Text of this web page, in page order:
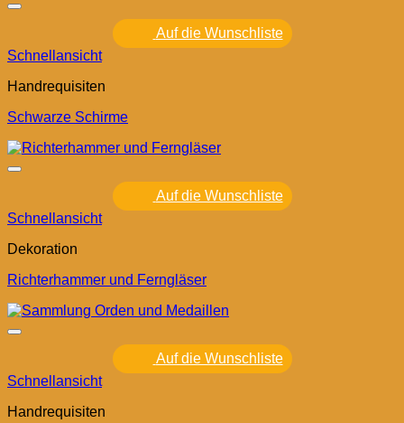
Auf die Wunschliste
Schnellansicht
Handrequisiten
Schwarze Schirme
Auf die Wunschliste
Schnellansicht
Dekoration
Richterhammer und Ferngläser
Auf die Wunschliste
Schnellansicht
Handrequisiten